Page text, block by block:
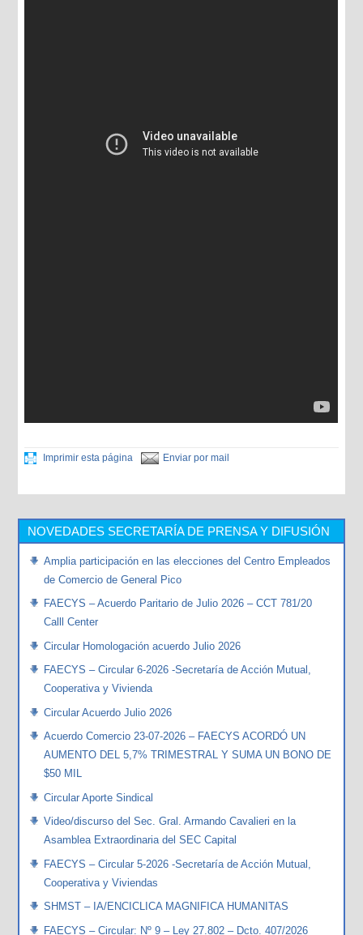
Imprimir esta página Enviar por mail
NOVEDADES SECRETARÍA DE PRENSA Y DIFUSIÓN
Amplia participación en las elecciones del Centro Empleados
de Comercio de General Pico
FAECYS – Acuerdo Paritario de Julio 2026 – CCT 781/20
Calll Center
Circular Homologación acuerdo Julio 2026
FAECYS – Circular 6-2026 -Secretaría de Acción Mutual,
Cooperativa y Vivienda
Circular Acuerdo Julio 2026
Acuerdo Comercio 23-07-2026 – FAECYS ACORDÓ UN
AUMENTO DEL 5,7% TRIMESTRAL Y SUMA UN BONO DE
$50 MIL
Circular Aporte Sindical
Video/discurso del Sec. Gral. Armando Cavalieri en la
Asamblea Extraordinaria del SEC Capital
FAECYS – Circular 5-2026 -Secretaría de Acción Mutual,
Cooperativa y Viviendas
SHMST – IA/ENCICLICA MAGNIFICA HUMANITAS
FAECYS – Circular: Nº 9 – Ley 27.802 – Dcto. 407/2026